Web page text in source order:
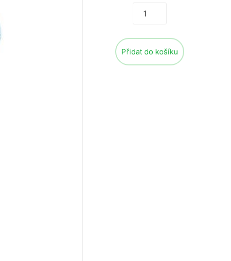
Přidat do košíku